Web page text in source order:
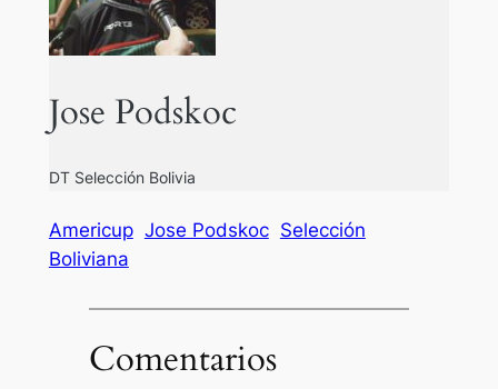
Jose Podskoc
DT Selección Bolivia
Americup Jose Podskoc Selección
Boliviana
Comentarios